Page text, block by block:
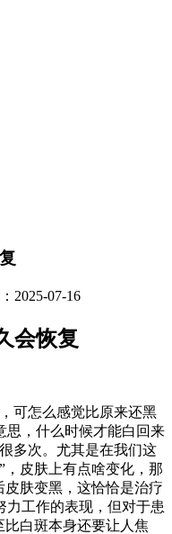
2025-07-16
会恢复
可怎么感觉比原来还黑
思，什么时候才能白回来
多次。尤其是在我们这
，皮肤上有点啥变化，那
皮肤变黑，这恰恰是治疗
力工作的表现，但对于患
比白斑本身还要让人焦